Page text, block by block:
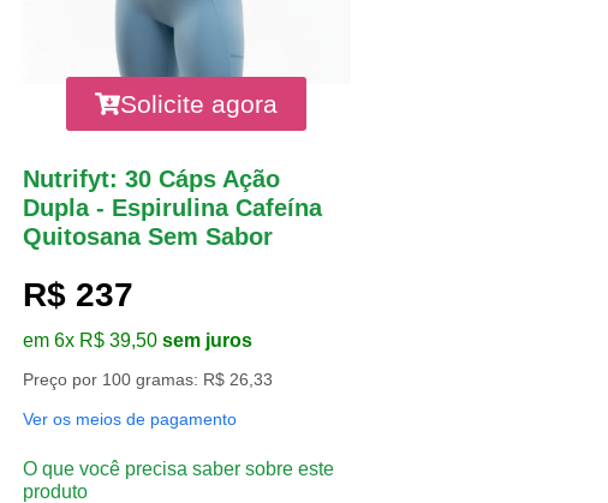
Solicite agora
Nutrifyt: 30 Cáps Ação
Dupla - Espirulina Cafeína
Quitosana Sem Sabor
R$ 237
em 6x R$ 39,50 sem juros
Preço por 100 gramas: R$ 26,33
Ver os meios de pagamento
O que você precisa saber sobre este
produto